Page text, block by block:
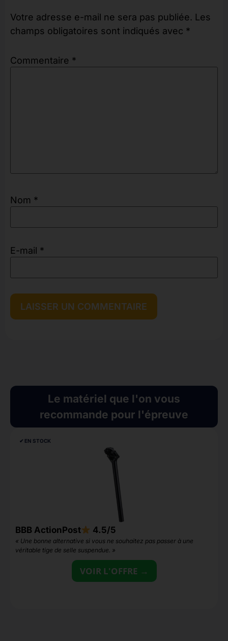
Votre adresse e-mail ne sera pas publiée. Les
champs obligatoires sont indiqués avec *
Commentaire *
Nom *
E-mail *
Le matériel que l'on vous
recommande pour l'épreuve
✔︎ EN STOCK
BBB ActionPost 4.5/5
« Une bonne alternative si vous ne souhaitez pas passer à une
véritable tige de selle suspendue. »
VOIR L'OFFRE →